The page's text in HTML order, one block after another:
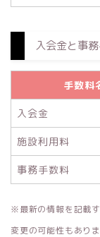
入会金と事
手数料
入会金
施設利用料
事務手数料
※最新の情報を記載
変更の可能性もあり